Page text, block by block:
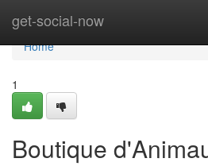
get-social-now
Home
Home
1
Boutique